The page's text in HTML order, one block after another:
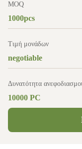
MOQ
1000pcs
Τιμή μονάδων
negotiable
Δυνατότητα
10000 PC